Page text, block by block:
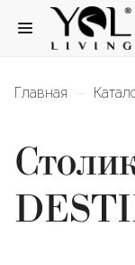
Главная